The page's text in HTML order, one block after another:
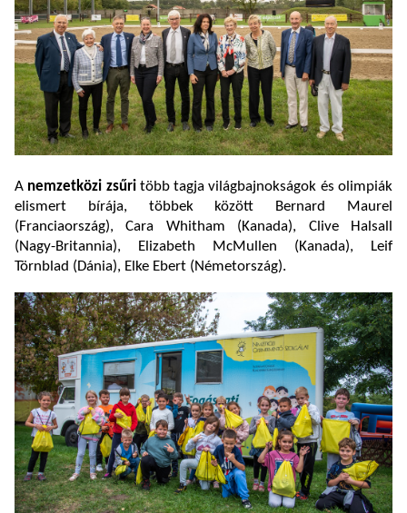
A nemzetközi zsűritöbb tagja világbajnokságok és olimpiák
elismert bírája, többek között Bernard Maurel
(Franciaország), Cara Whitham (Kanada), Clive Halsall
(Nagy-Britannia), Elizabeth McMullen (Kanada), Leif
Törnblad (Dánia), Elke Ebert (Németország).